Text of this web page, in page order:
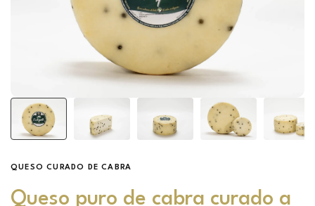
QUESO CURADO DE CABRA
Queso puro de cabra curado a